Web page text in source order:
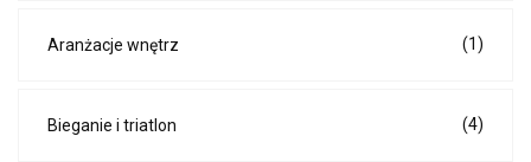
Aranżacje wnętrz (1)
Bieganie i triatlon (4)